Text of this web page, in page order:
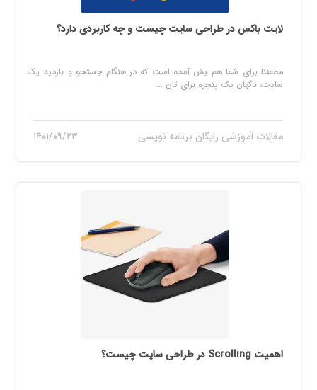
لایت باکس در طراحی سایت چیست و چه کاربردی دارد؟
مطمئنا برای شما هم یش آمده است که در هنگام جستجو و بازدید یک
سایت، ناگهان یک پنجره برای تان ...
مقالات آموزشی رایگان برنامه نویسی ۱۴۰۱/۰۹/۲۳
اهمیت Scrolling در طراحی سایت چیست؟